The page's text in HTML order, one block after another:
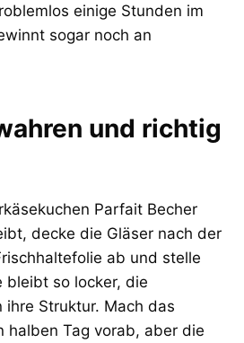
einige Stunden im
sogar noch an
und richtig
Parfait Becher
decke die Gläser nach der
ab und stelle
bleibt so locker, die
ihre Struktur. Mach das
halben Tag vorab, aber die